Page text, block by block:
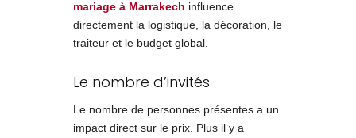
mariage à Marrakech influence
directement la logistique, la décoration, le
traiteur et le budget global.
Le nombre d’invités
Le nombre de personnes présentes a un
impact direct sur le prix. Plus il y a